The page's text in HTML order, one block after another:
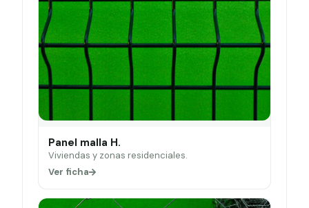
Panel malla H.
Viviendas y zonas residenciales.
Ver ficha